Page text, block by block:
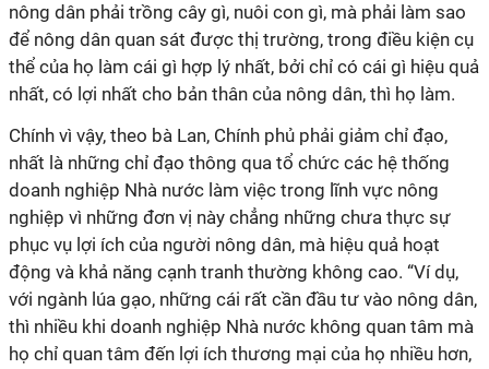
nông dân phải trồng cây gì, nuôi con gì, mà phải làm sao
để nông dân quan sát được thị trường, trong điều kiện cụ
thể của họ làm cái gì hợp lý nhất, bởi chỉ có cái gì hiệu quả
nhất, có lợi nhất cho bản thân của nông dân, thì họ làm.
Chính vì vậy, theo bà Lan, Chính phủ phải giảm chỉ đạo,
nhất là những chỉ đạo thông qua tổ chức các hệ thống
doanh nghiệp Nhà nước làm việc trong lĩnh vực nông
nghiệp vì những đơn vị này chẳng những chưa thực sự
phục vụ lợi ích của người nông dân, mà hiệu quả hoạt
động và khả năng cạnh tranh thường không cao. “Ví dụ,
với ngành lúa gạo, những cái rất cần đầu tư vào nông dân,
thì nhiều khi doanh nghiệp Nhà nước không quan tâm mà
họ chỉ quan tâm đến lợi ích thương mại của họ nhiều hơn,